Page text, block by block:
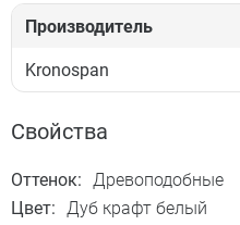
Производитель
Kronospan
Свойства
Оттенок: Древоподобные
Цвет: Дуб крафт белый